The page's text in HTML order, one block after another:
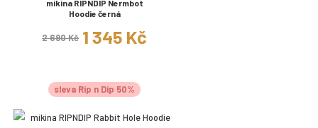
mikina RIPNDIP Nermbot
Hoodie černá
2 690 Kč 1 345 Kč
sleva Rip n Dip 50%